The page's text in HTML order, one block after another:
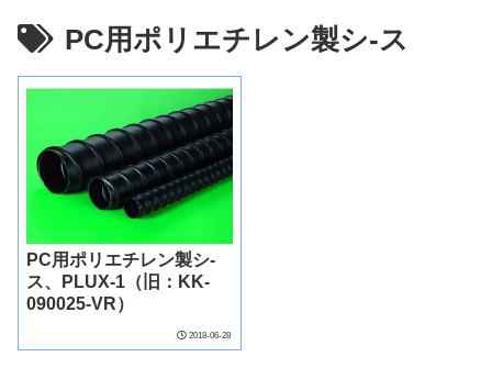
PC用ポリエチレン製シ-ス
PC用ポリエチレン製シ-
ス、PLUX-1（旧：KK-
090025-VR）
2018-06-28